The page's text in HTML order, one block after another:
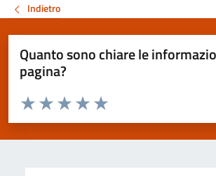
Indietro
Quanto sono chiare le
pagina?
Valuta da 1 a 5 stelle la pagina
Valuta 5 stelle su 5
Valuta 4 stelle su 5
Valuta 3 stelle su 5
Valuta 2 stelle su 5
Valuta 1 stelle su 5